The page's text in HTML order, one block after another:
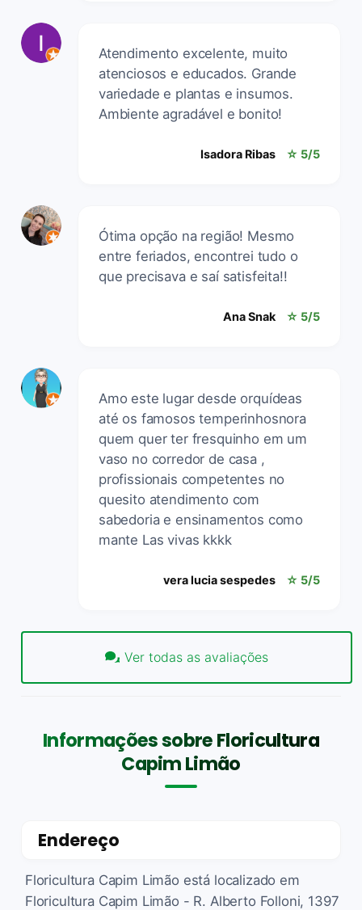
Atendimento excelente, muito
atenciosos e educados. Grande
variedade e plantas e insumos.
Ambiente agradável e bonito!
Isadora Ribas ☆ 5/5
Ótima opção na região! Mesmo
entre feriados, encontrei tudo o
que precisava e saí satisfeita!!
Ana Snak ☆ 5/5
Amo este lugar desde orquídeas
até os famosos temperinhosnora
quem quer ter fresquinho em um
vaso no corredor de casa ,
profissionais competentes no
quesito atendimento com
sabedoria e ensinamentos como
mante Las vivas kkkk
vera lucia sespedes ☆ 5/5
Ver todas as avaliações
Informações sobre Floricultura
Capim Limão
Endereço
Floricultura Capim Limão está localizado em
Floricultura Capim Limão - R. Alberto Folloni, 1397